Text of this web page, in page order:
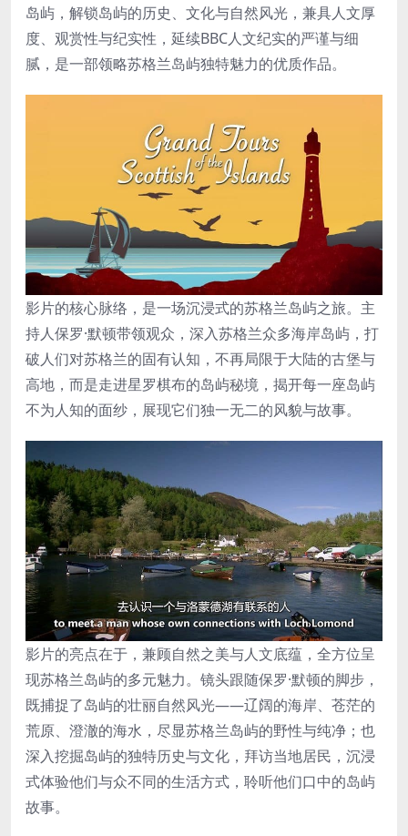
岛屿，解锁岛屿的历史、文化与自然风光，兼具人文厚
度、观赏性与纪实性，延续BBC人文纪实的严谨与细
腻，是一部领略苏格兰岛屿独特魅力的优质作品。
影片的核心脉络，是一场沉浸式的苏格兰岛屿之旅。主
持人保罗·默顿带领观众，深入苏格兰众多海岸岛屿，打
破人们对苏格兰的固有认知，不再局限于大陆的古堡与
高地，而是走进星罗棋布的岛屿秘境，揭开每一座岛屿
不为人知的面纱，展现它们独一无二的风貌与故事。
影片的亮点在于，兼顾自然之美与人文底蕴，全方位呈
现苏格兰岛屿的多元魅力。镜头跟随保罗·默顿的脚步，
既捕捉了岛屿的壮丽自然风光——辽阔的海岸、苍茫的
荒原、澄澈的海水，尽显苏格兰岛屿的野性与纯净；也
深入挖掘岛屿的独特历史与文化，拜访当地居民，沉浸
式体验他们与众不同的生活方式，聆听他们口中的岛屿
故事。